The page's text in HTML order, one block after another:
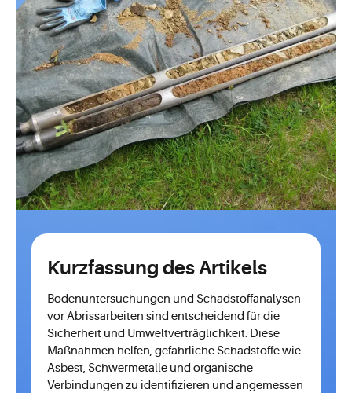
Kurzfassung des Artikels
Bodenuntersuchungen und Schadstoffanalysen
vor Abrissarbeiten sind entscheidend für die
Sicherheit und Umweltverträglichkeit. Diese
Maßnahmen helfen, gefährliche Schadstoffe wie
Asbest, Schwermetalle und organische
Verbindungen zu identifizieren und angemessen